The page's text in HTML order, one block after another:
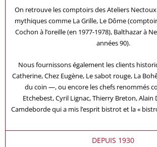
On retrouve les comptoirs des Ateliers
mythiques comme La Grille, Le Dôme
Cochon à l’oreille (en 1977-1978), Balthazar à
années 90).
Nous fournissons également les clients
Catherine, Chez Eugène, Le sabot rouge, La
du coin —, ou encore les chefs renommés
Etchebest, Cyril Lignac, Thierry Breton, Alain
Camdeborde qui a mis l’esprit bistrot et la «
DEPUIS 1930